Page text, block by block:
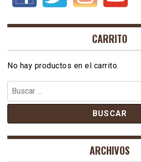
CARRITO
No hay productos en el carrito.
Buscar:
ARCHIVOS